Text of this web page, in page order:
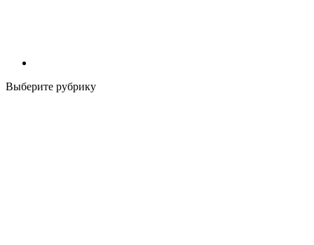
Выберите рубрику